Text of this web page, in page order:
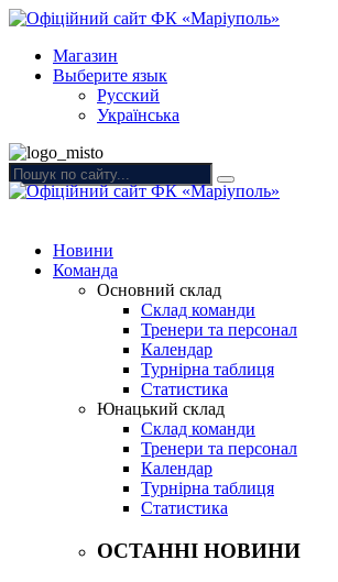
Магазин
Выберите язык
Русский
Українська
Новини
Команда
Основний склад
Склад команди
Тренери та персонал
Календар
Турнірна таблиця
Статистика
Юнацький склад
Склад команди
Тренери та персонал
Календар
Турнірна таблиця
Статистика
ОСТАННІ НОВИНИ